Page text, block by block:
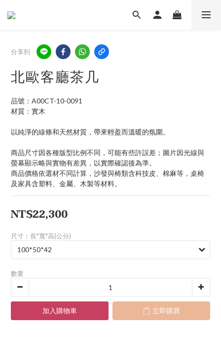
分享到
北歐客廳茶几
品號：A00CT-10-0091
材質：實木
以純淨的線條和天然材質，帶來輕盈而溫暖的氛圍。
商品尺寸因各種版型比例不同，可能有些許誤差；圖片因光線與
螢幕顯示略與實物有差異，以實際確認後為準。
商品價格依選材不同計算，沙發與椅類含科技皮、棉麻等，桌椅
及家具含塑料、金屬、木製等材料。
NT$22,300
尺寸：長*寬*高(公分)
數量
加入購物車 立即購買